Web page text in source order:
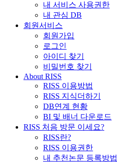
내 서비스 사용권한
내 관심 DB
회원서비스
회원가입
로그인
아이디 찾기
비밀번호 찾기
About RISS
RISS 이용방법
RISS 지식더하기
DB연계 현황
BI 및 배너 다운로드
RISS 처음 방문 이세요?
RISS란?
RISS 이용권한
내 추천논문 등록방법